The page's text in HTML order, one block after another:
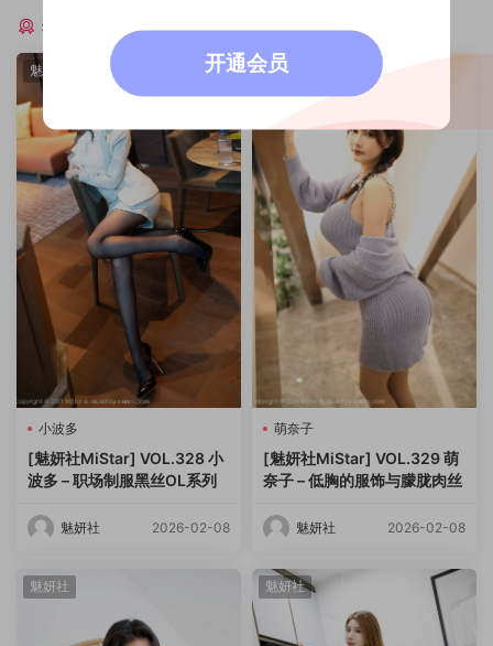
猜你喜欢
魅妍社
小波多
[魅妍社MiStar] VOL.328 小
波多 – 职场制服黑丝OL系列
魅妍社 2026-02-08
魅妍社
萌奈子
[魅妍社MiStar] VOL.329 萌
奈子 – 低胸的服饰与朦胧肉丝
魅妍社 2026-02-08
魅妍社 魅妍社
开通会员